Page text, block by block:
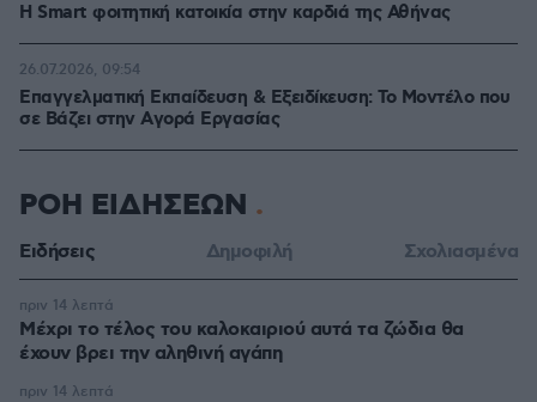
Η Smart φοιτητική κατοικία στην καρδιά της Αθήνας
Επαγγελματική Εκπαίδευση & Εξειδίκευση: Το Mοντέλο που
σε Bάζει στην Aγορά Eργασίας
26.07.2026, 09:54
ΡΟΗ ΕΙΔΗΣΕΩΝ
Ειδήσεις Δημοφιλή Σχολιασμένα
Μέχρι το τέλος του καλοκαιριού αυτά τα ζώδια θα
έχουν βρει την αληθινή αγάπη
πριν 14 λεπτά
πριν 14 λεπτά